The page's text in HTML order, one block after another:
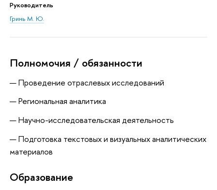
Руководитель
Гринь М. Ю.
Полномочия / обязанности
Проведение отраслевых исследований
Региональная аналитика
Научно-исследовательская деятельность
Подготовка текстовых и визуальных аналитических
материалов
Oбразование